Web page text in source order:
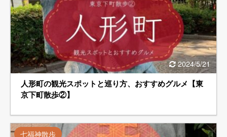
2024/5/21
人形町の観光スポットと巡り方、おすすめグルメ【東
京下町散歩②】
七福神散歩